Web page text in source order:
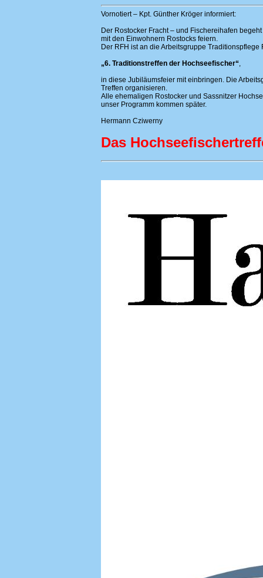
Vornotiert – Kpt. Günther Kröger informiert:
Der Rostocker Fracht – und Fischereihafen
mit den Einwohnern Rostocks feiern.
Der RFH ist an die Arbeitsgruppe
„6. Traditionstreffen der Hochseefischer“,
in diese Jubiläumsfeier mit einbringen. Die
Treffen organisieren.
Alle ehemaligen Rostocker und Sassnitzer
unser Programm kommen später.
Hermann Cziwerny
Das